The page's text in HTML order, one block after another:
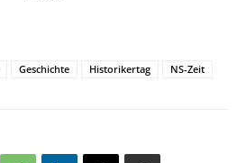
Geschichte Historikertag NS-Zeit